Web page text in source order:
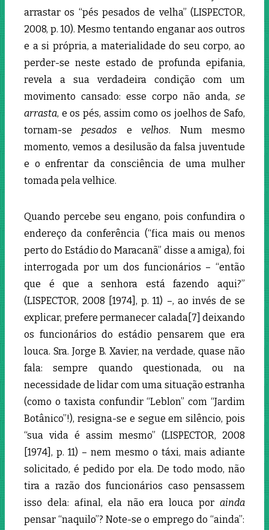
arrastar os “pés pesados de velha” (LISPECTOR,
2008, p. 10). Mesmo tentando enganar aos outros
e a si própria, a materialidade do seu corpo, ao
perder-se neste estado de profunda epifania,
revela a sua verdadeira condição com um
movimento cansado: esse corpo não anda, se
arrasta, e os pés, assim como os joelhos de Safo,
tornam-se pesados evelhos. Num mesmo
momento, vemos a desilusão da falsa juventude
e o enfrentar da consciência de uma mulher
tomada pela velhice.
Quando percebe seu engano, pois confundira o
endereço da conferência (“fica mais ou menos
perto do Estádio do Maracanã” disse a amiga), foi
interrogada por um dos funcionários – “então
que é que a senhora está fazendo aqui?”
(LISPECTOR, 2008 [1974], p. 11) –, ao invés de se
explicar, prefere permanecer calada[7] deixando
os funcionários do estádio pensarem que era
louca. Sra. Jorge B. Xavier, na verdade, quase não
fala: sempre quando questionada, ou na
necessidade de lidar com uma situação estranha
(como o taxista confundir “Leblon” com “Jardim
Botânico”!), resigna-se e segue em silêncio, pois
“sua vida é assim mesmo” (LISPECTOR, 2008
[1974], p. 11) – nem mesmo o táxi, mais adiante
solicitado, é pedido por ela. De todo modo, não
tira a razão dos funcionários caso pensassem
isso dela: afinal, ela não era louca por ainda
pensar “naquilo”? Note-se o emprego do “ainda”: